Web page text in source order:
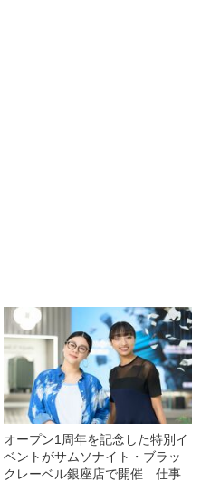
オープン1周年を記念した特別イ
ベントがサムソナイト・ブラッ
クレーベル銀座店で開催 仕事